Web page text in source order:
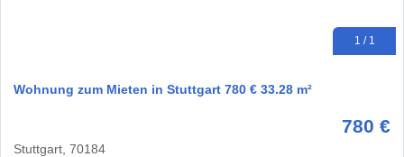
1 / 1
Wohnung zum Mieten in Stuttgart 780 € 33.28 m²
780 €
Stuttgart, 70184